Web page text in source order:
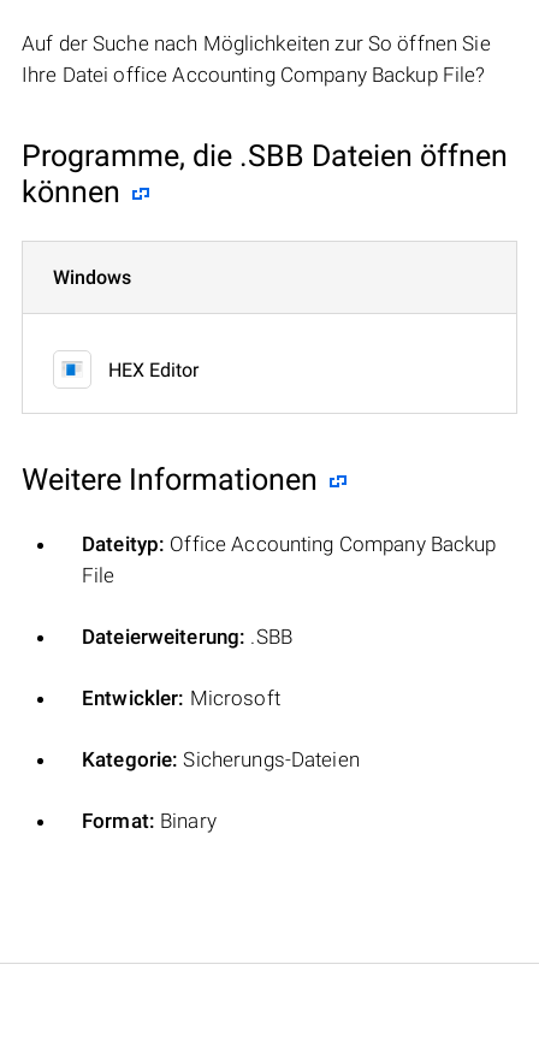
Auf der Suche nach Möglichkeiten zur So öffnen Sie
Ihre Datei office Accounting Company Backup File?
Programme, die .SBB Dateien öffnen
können
Windows
HEX Editor
Weitere Informationen
Dateityp: Office Accounting Company Backup
File
Dateierweiterung: .SBB
Entwickler: Microsoft
Kategorie: Sicherungs-Dateien
Format: Binary